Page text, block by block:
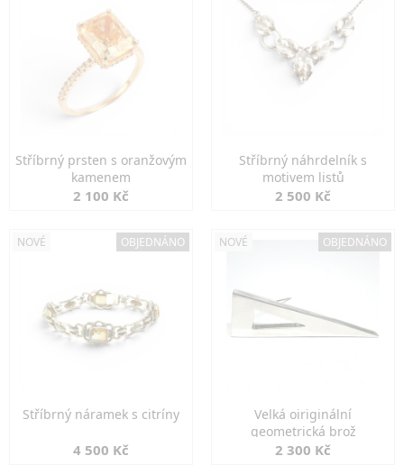
Stříbrný prsten s oranžovým
kamenem
2 100 Kč
Stříbrný náhrdelník s
motivem listů
2 500 Kč
NOVÉ OBJEDNÁNO
Stříbrný náramek s citríny
4 500 Kč
NOVÉ OBJEDNÁNO
Velká oiriginální
geometrická brož
2 300 Kč